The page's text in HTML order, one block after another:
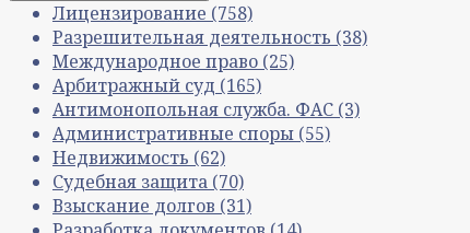
Лицензирование (758)
Разрешительная деятельность (38)
Международное право (25)
Арбитражный суд (165)
Антимонопольная служба. ФАС (3)
Административные споры (55)
Недвижимость (62)
Судебная защита (70)
Взыскание долгов (31)